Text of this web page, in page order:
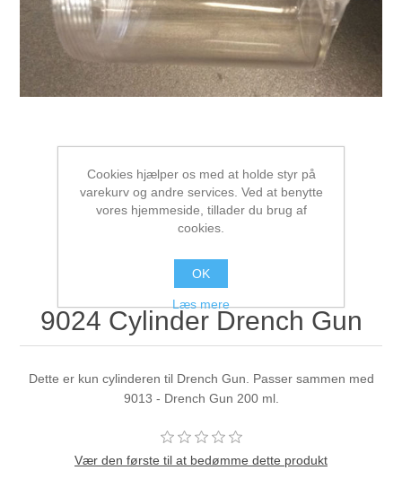
9024 Cylinder Drench Gun
Dette er kun cylinderen til Drench Gun. Passer sammen med
9013 - Drench Gun 200 ml.
Vær den første til at bedømme dette produkt
Cookies hjælper os med at holde styr på
varekurv og andre services. Ved at benytte
vores hjemmeside, tillader du brug af
cookies.
OK
Læs mere